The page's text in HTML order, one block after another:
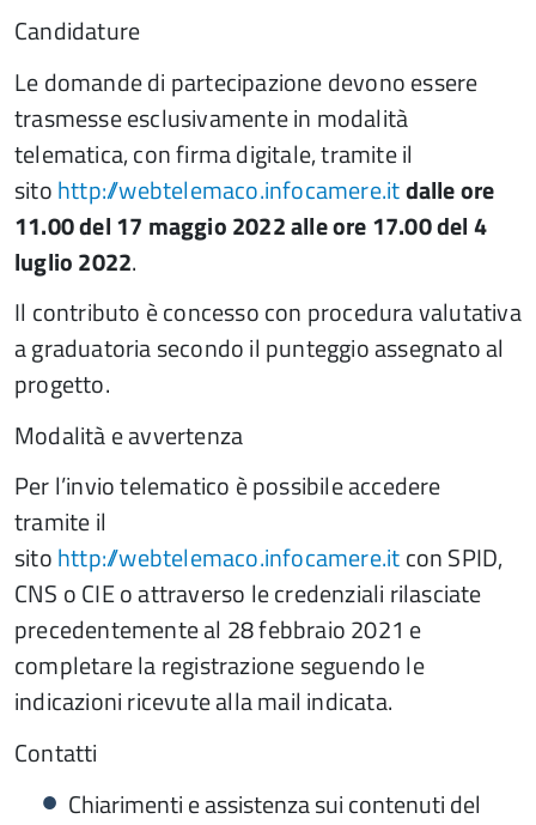
Candidature
Le domande di partecipazione devono essere
trasmesse esclusivamente in modalità
telematica, con firma digitale, tramite il
sitohttp://webtelemaco.infocamere.itdalle ore
11.00 del 17 maggio 2022 alle ore 17.00 del 4
luglio 2022.
Il contributo è concesso con procedura valutativa
a graduatoria secondo il punteggio assegnato al
progetto.
Modalità e avvertenza
Per l’invio telematico è possibile accedere
tramite il
sitohttp://webtelemaco.infocamere.itcon SPID,
CNS o CIE o attraverso le credenziali rilasciate
precedentemente al 28 febbraio 2021 e
completare la registrazione seguendo le
indicazioni ricevute alla mail indicata.
Contatti
Chiarimenti e assistenza sui contenuti del